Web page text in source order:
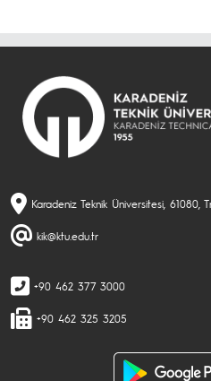
Karadeniz Teknik Üniversitesi, 61080,
kik@ktu.edu.tr
+90 462 377 3000
+90 462 325 3205